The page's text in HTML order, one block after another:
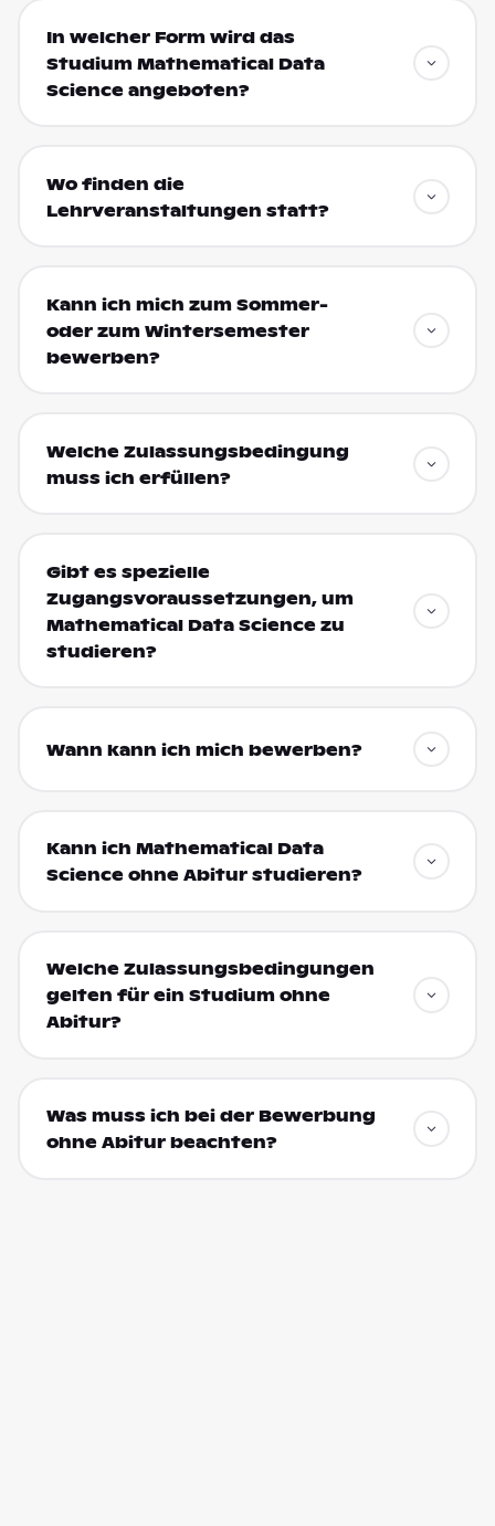
In welcher Form wird das
Studium Mathematical Data
Science angeboten?
Wo finden die
Lehrveranstaltungen statt?
Kann ich mich zum Sommer-
oder zum Wintersemester
bewerben?
Welche Zulassungsbedingung
muss ich erfüllen?
Gibt es spezielle
Zugangsvoraussetzungen, um
Mathematical Data Science zu
studieren?
Wann kann ich mich bewerben?
Kann ich Mathematical Data
Science ohne Abitur studieren?
Welche Zulassungsbedingungen
gelten für ein Studium ohne
Abitur?
Was muss ich bei der Bewerbung
ohne Abitur beachten?